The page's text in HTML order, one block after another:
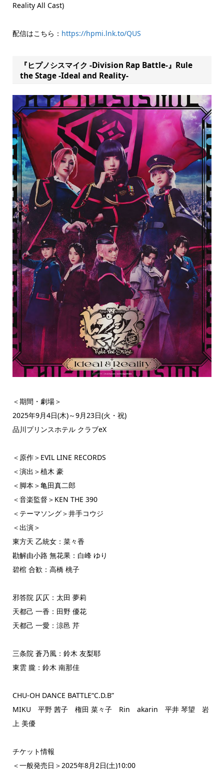
Reality All Cast)
配信はこちら： https://hpmi.lnk.to/QUS
『ヒプノシスマイク -Division Rap Battle-』Rule
the Stage -Ideal and Reality-
＜期間・劇場＞
2025年9月4日(木)～9月23日(火・祝)
品川プリンスホテル クラブeX
＜原作＞EVIL LINE RECORDS
＜演出＞植木 豪
＜脚本＞亀田真二郎
＜音楽監督＞KEN THE 390
＜テーマソング＞井手コウジ
＜出演＞
東方天 乙統女：菜々香
勘解由小路 無花果：白峰 ゆり
碧棺 合歓：高橋 桃子
邪答院 仄仄：太田 夢莉
天都己 一香：田野 優花
天都己 一愛：涼邑 芹
三条院 蒼乃風：鈴木 友梨耶
東雲 朧：鈴木 南那佳
CHU-OH DANCE BATTLE“C.D.B”
MIKU 平野 茜子 権田 菜々子 Rin akarin 平井 琴望 岩
上 美優
チケット情報
＜一般発売日＞2025年8月2日(土)10:00